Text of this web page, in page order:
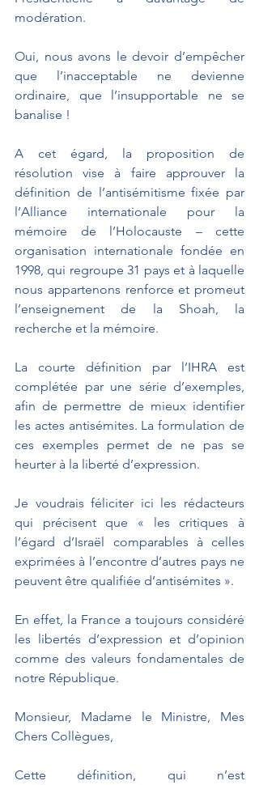
modération.
Oui, nous avons le devoir d’empêcher
que l’inacceptable ne devienne
ordinaire, que l’insupportable ne se
banalise !
A cet égard, la proposition de
résolution vise à faire approuver la
définition de l’antisémitisme fixée par
l’Alliance internationale pour la
mémoire de l’Holocauste – cette
organisation internationale fondée en
1998, qui regroupe 31 pays et à laquelle
nous appartenons renforce et promeut
l’enseignement de la Shoah, la
recherche et la mémoire.
La courte définition par l’IHRA est
complétée par une série d’exemples,
afin de permettre de mieux identifier
les actes antisémites. La formulation de
ces exemples permet de ne pas se
heurter à la liberté d’expression.
Je voudrais féliciter ici les rédacteurs
qui précisent que « les critiques à
l’égard d’Israël comparables à celles
exprimées à l’encontre d’autres pays ne
peuvent être qualifiée d’antisémites ».
En effet, la France a toujours considéré
les libertés d’expression et d’opinion
comme des valeurs fondamentales de
notre République.
Monsieur, Madame le Ministre, Mes
Chers Collègues,
Cette définition, qui n’est